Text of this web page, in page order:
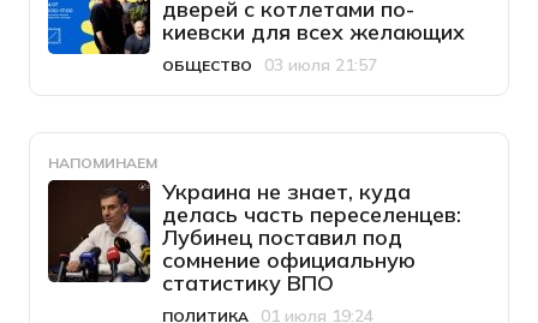
дверей с котлетами по-
киевски для всех желающих
Категория
ОБЩЕСТВО
Дата публикации
03 июля 21:57
НАПОМИНАЕМ
Украина не знает, куда
делась часть переселенцев:
Лубинец поставил под
сомнение официальную
статистику ВПО
ПОЛИТИКА 01 июля 19:24